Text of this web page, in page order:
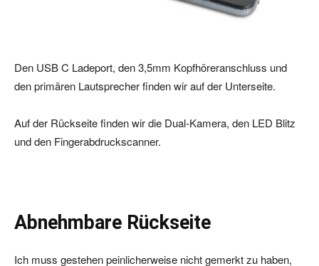
Den USB C Ladeport, den 3,5mm Kopfhöreranschluss und
den primären Lautsprecher finden wir auf der Unterseite.
Auf der Rückseite finden wir die Dual-Kamera, den LED Blitz
und den Fingerabdruckscanner.
Abnehmbare Rückseite
Ich muss gestehen peinlicherweise nicht gemerkt zu haben,